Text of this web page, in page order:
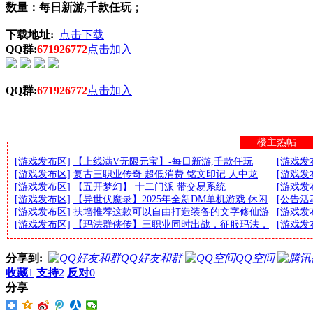
数量：每日新游,千款任玩；
下载地址:
点击下载
QQ群:671926772点击加入
QQ群:671926772点击加入
楼主热帖
[游戏发布区]
【上线满V无限元宝】-每日新游,千款任玩
[游戏发布区]
复古三职业传奇 超低消费 铭文印记 人中龙
[游戏发布区]
【五开梦幻】 十二门派 带交易系统
[游戏发布区]
【异世伏魔录】2025年全新DM单机游戏 休闲
[游戏发布区] 扶墙推荐这款可以自由打造装备的文字修仙游
[游戏发布区]
【玛法群侠传】三职业同时出战，征服玛法，
[游戏发
[游戏发
[游戏发
[公告活
[游戏发
[游戏发
分享到: QQ好友和群
QQ空间
收藏1 支持2 反对0
分享